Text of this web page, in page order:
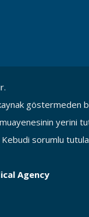
göstermeden
yerini
sorumlu
Agency